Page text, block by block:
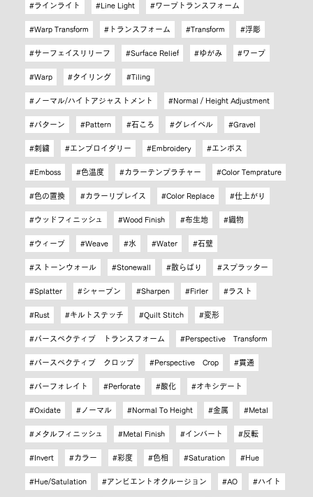
ラインライト Line Light ワープトランスフォーム
Warp Transform トランスフォーム Transform 浮彫
サーフェイスリリーフ Surface Relief ゆがみ ワープ
Warp タイリング Tiling
ノーマル/ハイトアジャストメント Normal / Height Adjustment
パターン Pattern 石ころ グレイベル Gravel
刺繍 エンブロイダリー Embroidery エンボス
Emboss 色温度 カラーテンプラチャー Color Temprature
色の置換 カラーリプレイス Color Replace 仕上がり
ウッドフィニッシュ Wood Finish 布生地 織物
ウィーブ Weave 水 Water 石壁
ストーンウォール Stonewall 散らばり スプラッター
Splatter シャープン Sharpen Firler ラスト
Rust キルトステッチ Quilt Stitch 変形
パースペクティブ トランスフォーム Perspective Transform
パースペクティブ クロップ Perspective Crop 貫通
パーフォレイト Perforate 酸化 オキシデート
Oxidate ノーマル Normal To Height 金属 Metal
メタルフィニッシュ Metal Finish インバート 反転
Invert カラー 彩度 色相 Saturation Hue
Hue/Satulation アンビエントオクルージョン AO ハイト